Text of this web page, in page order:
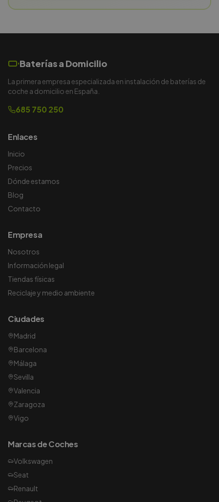
Baterías a Domicilio
La primera empresa especializada en instalación de baterías de
coche a domicilio en España.
685 750 250
Enlaces
Inicio
Precios
Dónde estamos
Blog
Contacto
Empresa
Nosotros
Información legal
Tiendas físicas
Reciclaje y medio ambiente
Ciudades
Madrid
Barcelona
Málaga
Sevilla
Valencia
Zaragoza
Vigo
Marcas de Coches
Volkswagen
Seat
Renault